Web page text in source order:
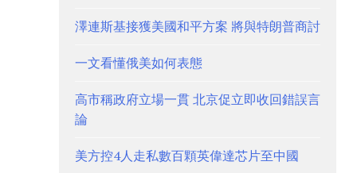
澤連斯基接獲美國和平方案 將與特朗普商討
一文看懂俄美如何表態
高市稱政府立場一貫 北京促立即收回錯誤言
論
美方控4人走私數百顆英偉達芯片至中國